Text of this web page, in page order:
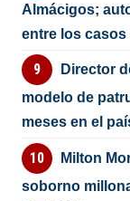
Almácigos;
entre los casos
Director
modelo de
meses en el
Milton
soborno